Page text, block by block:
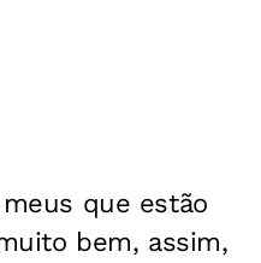
que estão
bem, assim,